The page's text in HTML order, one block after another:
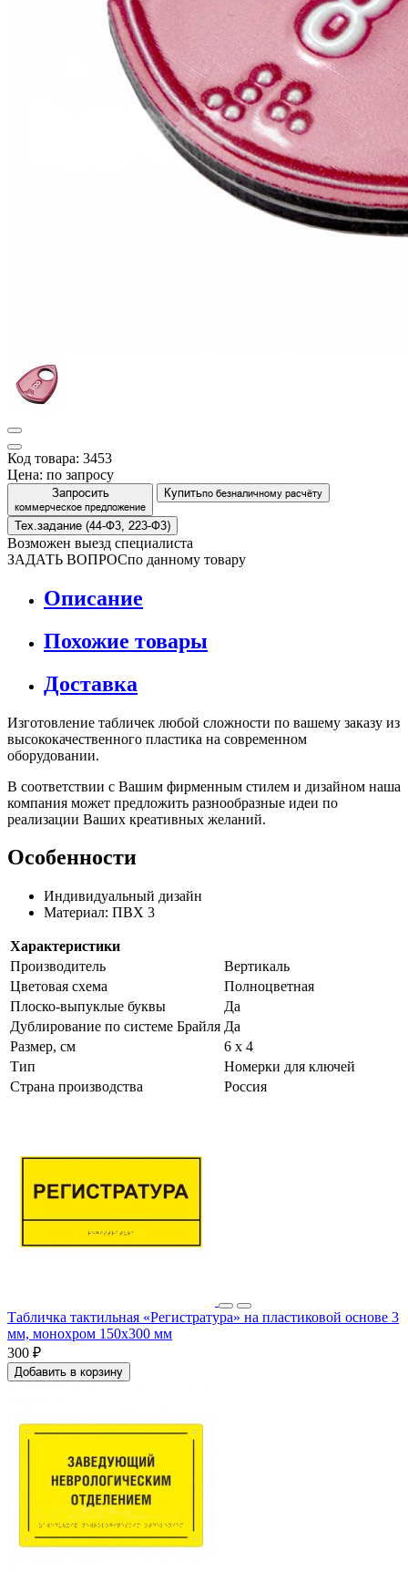
Код товара: 3453
Цена: по запросу
Запросить
коммерческое предложение
Купитьпо безналичному расчёту
Тех.задание (44-Ф3, 223-Ф3)
Возможен выезд специалиста
ЗАДАТЬ ВОПРОСпо данному товару
Описание
Похожие товары
Доставка
Изготовление табличек любой сложности по вашему заказу из
высококачественного пластика на современном
оборудовании.
В соответствии с Вашим фирменным стилем и дизайном наша
компания может предложить разнообразные идеи по
реализации Ваших креативных желаний.
Особенности
Индивидуальный дизайн
Материал: ПВХ 3
Характеристики
Производитель
Вертикаль
Цветовая схема
Полноцветная
Плоско-выпуклые буквы
Да
Дублирование по системе Брайля Да
Размер, см
6 x 4
Тип
Номерки для ключей
Страна производства
Россия
Табличка тактильная «Регистратура» на пластиковой основе 3
мм, монохром 150x300 мм
300 ₽
Добавить в корзину